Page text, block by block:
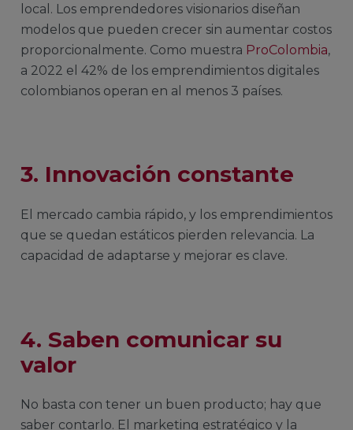
local. Los emprendedores visionarios diseñan
modelos que pueden crecer sin aumentar costos
proporcionalmente. Como muestra ProColombia,
a 2022 el 42% de los emprendimientos digitales
colombianos operan en al menos 3 países.
3. Innovación constante
El mercado cambia rápido, y los emprendimientos
que se quedan estáticos pierden relevancia. La
capacidad de adaptarse y mejorar es clave.
4. Saben comunicar su
valor
No basta con tener un buen producto; hay que
saber contarlo. El marketing estratégico y la